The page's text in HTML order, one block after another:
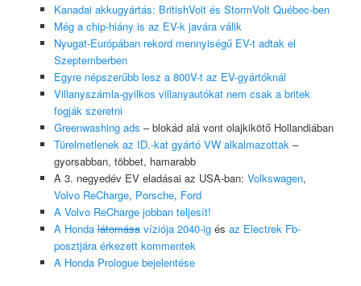
Kanadai akkugyártás: BritishVolt és StormVolt Québec-ben
Még a chip-hiány is az EV-k javára válik
Nyugat-Európában rekord mennyiségű EV-t adtak el
Szeptemberben
Egyre népszerűbb lesz a 800V-t az EV-gyártóknál
Villanyszámla-gyilkos villanyautókat nem csak a britek
fogják szeretni
Greenwashing ads – blokád alá vont olajkikötő Hollandiában
Türelmetlenek az ID.-kat gyártó VW alkalmazottak –
gyorsabban, többet, hamarabb
A 3. negyedév EV eladásai az USA-ban: Volkswagen,
Volvo ReCharge, Porsche, Ford
A Volvo ReCharge jobban teljesít!
A Hondalátomásavíziója 2040-igés az Electrek Fb-
posztjára érkezett kommentek
A Honda Prologue bejelentése